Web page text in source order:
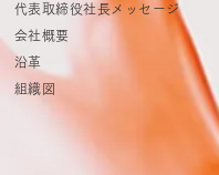
代表取締役社長メッセージ
会社概要
​​沿革
組織図